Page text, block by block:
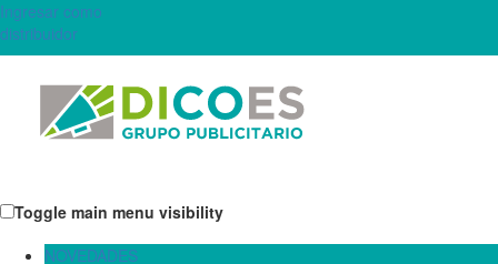
Ingresar como
distribuidor
Toggle main menu visibility
NOVEDADES